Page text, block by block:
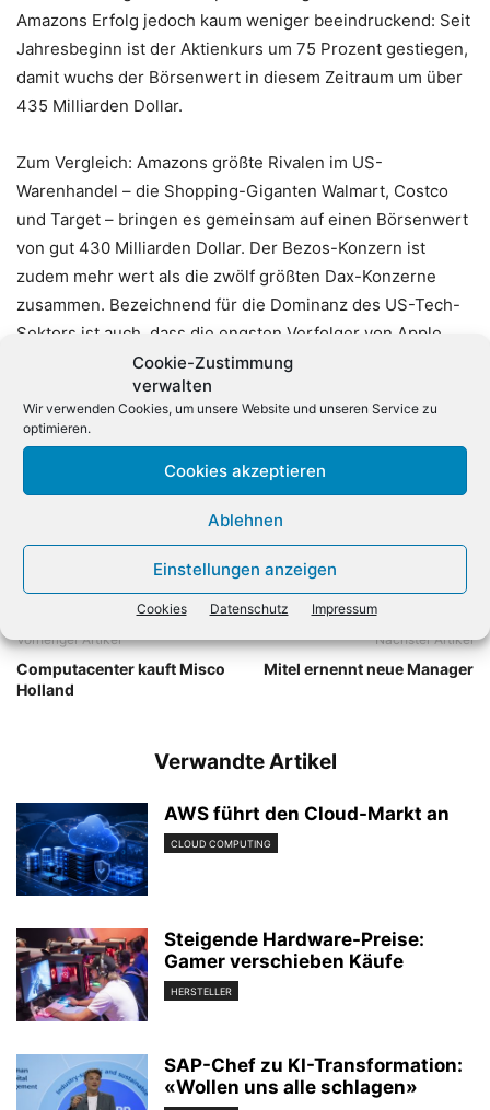
Cookie-Zustimmung
verwalten
Wir verwenden Cookies, um unsere Website und unseren Service zu
optimieren.
Cookies akzeptieren
Ablehnen
Einstellungen anzeigen
Cookies Datenschutz Impressum
Amazons Erfolg jedoch kaum weniger beeindruckend: Seit
Jahresbeginn ist der Aktienkurs um 75 Prozent gestiegen,
damit wuchs der Börsenwert in diesem Zeitraum um über
435 Milliarden Dollar.
Zum Vergleich: Amazons größte Rivalen im US-
Warenhandel – die Shopping-Giganten Walmart, Costco
und Target – bringen es gemeinsam auf einen Börsenwert
von gut 430 Milliarden Dollar. Der Bezos-Konzern ist
zudem mehr wert als die zwölf größten Dax-Konzerne
zusammen. Bezeichnend für die Dominanz des US-Tech-
Sektors ist auch, dass die engsten Verfolger von Apple,
dessen Börsenwert bei 1,1 Billionen Dollar liegt, und
Amazon die Google-Mutter Alphabet und Microsoft sind.
Beide könnten ebenfalls bald die Billionen-Marke knacken.
(dpa)
Vorheriger Artikel
Computacenter kauft Misco
Holland
Nächster Artikel
Mitel ernennt neue Manager
Verwandte Artikel
AWS führt den Cloud-Markt an
CLOUD COMPUTING
Steigende Hardware-Preise:
Gamer verschieben Käufe
HERSTELLER
SAP-Chef zu KI-Transformation:
«Wollen uns alle schlagen»